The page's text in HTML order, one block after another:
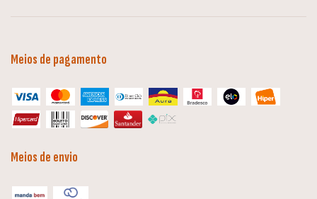
Meios de pagamento
Meios de envio